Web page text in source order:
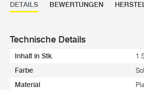
DETAILS BEWERTUNGEN
Technische Details
Inhalt in Stk. 1
Farbe
Material